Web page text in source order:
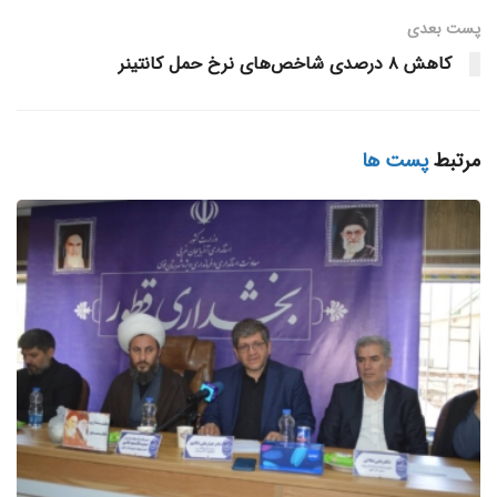
کارشناسان اداره امور بندری انجام شد.
پرس کاشی و سرامیک بوده است.
گفتنی است؛ هفته گذشته نیز سه محموله وارداتی به وزن ۳۸۹ تُن
ویژه صنایع کشاورزی و کود زنجان و پتروشیمی در بندر
شهید رجایی تخلیه شد.
آخرین اخبار حمل و نقل را در پربیننده ترین شبکه خبری این حوزه
بخوانید
بلاگ خبری مکران آریا دریا
منبع خبر
پست‌ بعدی
کاهش ۸ درصدی شاخص‌های نرخ حمل کانتینر
مرتبطپست ها